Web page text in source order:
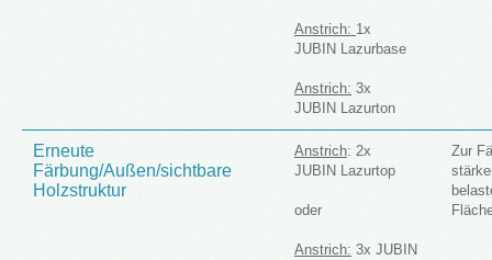
Anstrich: 1x
JUBIN Lazurbase
Anstrich: 3x
JUBIN Lazurton
Erneute
Färbung/Außen/sichtbare
Holzstruktur
Anstrich: 2x
JUBIN Lazurtop
oder
Anstrich: 3x JUBIN
Zur